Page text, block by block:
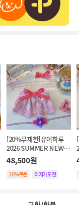
[20%무제한]유어하루
2026 SUMMER NEW 플
라워 리본 미니 스커트 핑
크 Flower Ribbon Mini
Skirt pink
48,500원
20%쿠폰 최저가도전